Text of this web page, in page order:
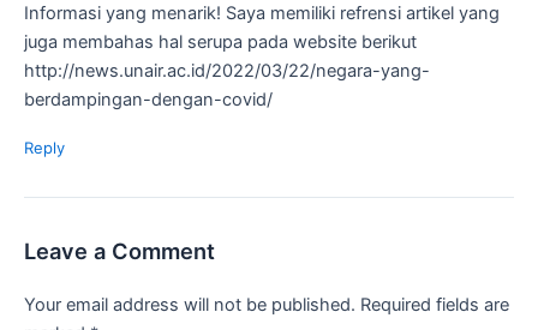
Informasi yang menarik! Saya memiliki refrensi artikel yang
juga membahas hal serupa pada website berikut
http://news.unair.ac.id/2022/03/22/negara-yang-
berdampingan-dengan-covid/
Reply
Leave a Comment
Your email address will not be published. Required fields are